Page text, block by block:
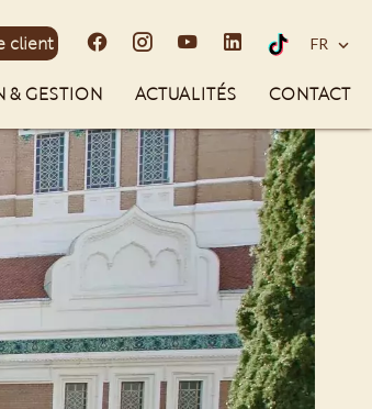
client FR
& GESTION ACTUALITÉS CONTACT